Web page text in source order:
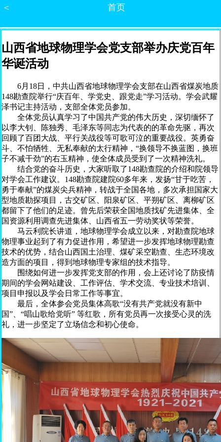
＜ 首页
山西省地球物理学会党支部举办庆党百年
华诞活动
6月18日，中共山西省地球物理学会支部在山西省煤炭地质
148勘查院举行“庆百年、学党史、跟党走”学习活动。学会武耀
泽书记主持活动，支部全体党员参加。
全体党员认真学习了中国共产党的伟大历史，深切缅怀了
以李大钊、陈独秀、毛泽东等同志为代表的的革命先驱，再次
回顾了百团大战、平行关战役等可歌可泣的重要战役。英勇奋
斗、不怕牺牲、无私奉献的太行精神，“换领导不换蓝图，换班
子不减干劲”的右玉精神，使全体成员受到了一次精神洗礼。
结合党的奋斗历史，大家听取了148勘查院的介绍和院领导
对学会工作建议。148勘查院建院60多年来，发扬“甘于吃苦，
勇于奉献”的煤炭尖兵精神，转战于全国各地，多次承担国家大
型地质勘探项目，古交矿区、阳泉矿区、平朔矿区、离柳矿区
都留下了他们的足迹。曾先后荣获全国地质找矿先进集体、全
国资源利用调查先进集体、山西省五一劳动奖状等荣誉。
马云利院长讲道，地球物理学会成立以来，对勘查院地球
物理事业起到了有力促进作用，希望进一步发挥地球物理勘查
技术的优势，结合山西国土治理、煤矿采空勘查、生态环境改
造方面的项目，得到地球物理专家组的技术指导。
围绕如何进一步发挥党支部的作用，会上还讨论了防疫情
期间的学会网站建设、工作评估、学术交流、专业技术培训、
项目申报以及学会日常工作等事宜。
最后，全体参会党员集体高歌“没有共产党就没有新中
国”、“唱山歌给党听” 等红歌，所有党员再一次接受心灵的洗
礼，进一步坚定了立场信念和初心使命。